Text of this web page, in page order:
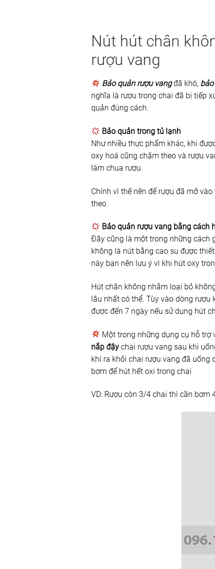
Nút hút chân
rượu vang
Bảo quản rượu vang đã khó,
nghĩa là rượu trong chai đã bị tiếp
quản đúng cách.
Bảo quản trong tủ lạnh
Như nhiều thực phẩm khác, khi
oxy hoá cũng chậm theo và rượu
làm chua rượu.
Chính vì thế nên để rượu đã mở
theo.
Bảo quản rượu vang bằng cách
Đây cũng là một trong những cách
không là nút bằng cao su được
này bạn nên lưu ý vì khi hút oxy
Hút chân không nhằm loại bỏ
lâu nhất có thể. Tùy vào dòng
được đến 7 ngày nếu sử dụng hút
Một trong những dụng cụ hỗ trợ
nắp đậy chai rượu vang sau khi
khí ra khỏi chai rượu vang đã uống
bơm để hút hết oxi trong chai
VD: Rượu còn 3/4 chai thì cần